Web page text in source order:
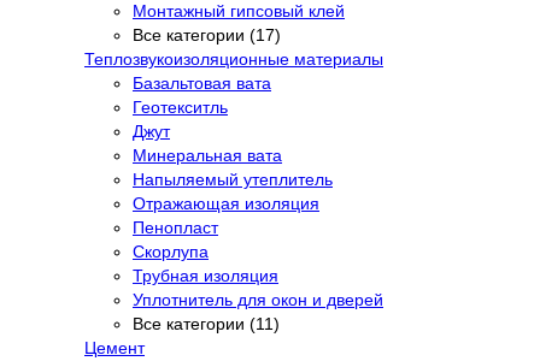
Монтажный гипсовый клей
Все категории (17)
Теплозвукоизоляционные материалы
Базальтовая вата
Геотекситль
Джут
Минеральная вата
Напыляемый утеплитель
Отражающая изоляция
Пенопласт
Скорлупа
Трубная изоляция
Уплотнитель для окон и дверей
Все категории (11)
Цемент